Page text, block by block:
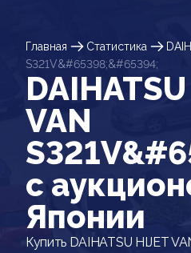
Главная Статистика
S321V&#65398;&#65394;
VAN
c
Японии
Купить DAIHATSU HIJET